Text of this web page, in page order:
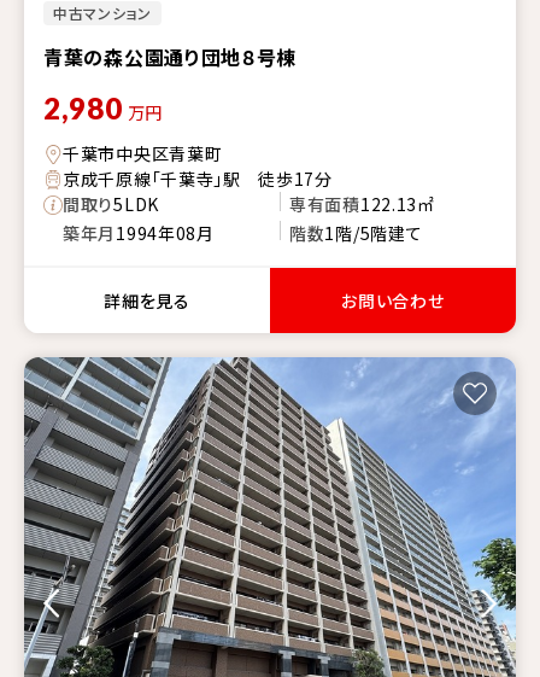
中古マンション
青葉の森公園通り団地８号棟
2,980 万円
千葉市中央区青葉町
京成千原線「千葉寺」駅 徒歩17分
間取り5LDK 専有面積122.13㎡
築年月 1994年08月 階数1階/5階建て
詳細を見る お問い合わせ